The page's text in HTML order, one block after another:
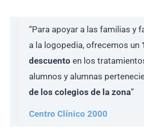
“Para apoyar a las familias y
a la logopedia, ofrecemos un
descuento en los
alumnos y alumnas
de los colegios de la zona”
Centro Clínico 2000